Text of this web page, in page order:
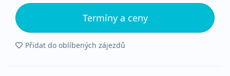
Termíny a ceny
Přidat do oblíbených zájezdů